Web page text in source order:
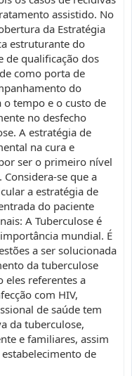
assistido. No
da Estratégia
estruturante do
de qualificação dos
como porta de
do
o tempo e o custo de
no desfecho
A estratégia de
na cura e
ser o primeiro nível
Considera-se que a
a estratégia de
do paciente
A Tuberculose é
mundial. É
a ser solucionada
da tuberculose
eles referentes a
com HIV,
de saúde tem
da tuberculose,
e familiares, assim
de